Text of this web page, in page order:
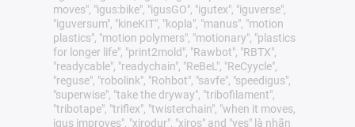
moves", "igus:bike", "igusGO", "igutex", "iguverse",
"iguversum", "kineKIT", "kopla", "manus", "motion
plastics", "motion polymers", "motionary", "plastics
for longer life", "print2mold", "Rawbot", "RBTX",
"readycable", "readychain", "ReBeL", "ReCyycle",
"reguse", "robolink", "Rohbot", "savfe", "speedigus",
"superwise", "take the dryway", "tribofilament",
"tribotape", "triflex", "twisterchain", "when it moves,
igus improves", "xirodur", "xiros" and "yes" là nhãn